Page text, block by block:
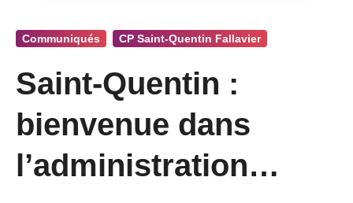
Communiqués CP Saint-Quentin Fallavier
Saint-Quentin :
bienvenue dans
l’administration…